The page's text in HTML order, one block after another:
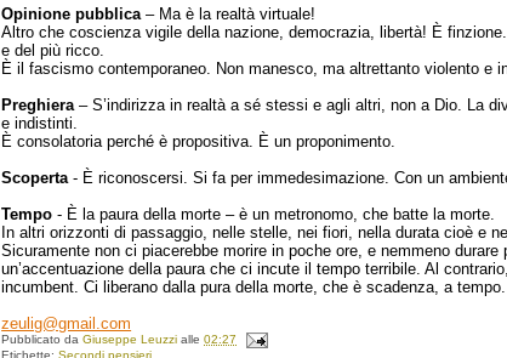
Opinione pubblica – Ma è la realtà virtuale!
Altro che coscienza vigile della nazione, democrazia, libertà! È
e del più ricco.
È il fascismo contemporaneo. Non manesco, ma altrettanto violento e
Preghiera – S’indirizza in realtà a sé stessi e agli altri, non a Dio. La
e indistinti.
È consolatoria perché è propositiva. È un proponimento.
Scoperta - È riconoscersi. Si fa per immedesimazione. Con un
Tempo - È la paura della morte – è un metronomo, che batte la morte.
In altri orizzonti di passaggio, nelle stelle, nei fiori, nella durata cioè e
Sicuramente non ci piacerebbe morire in poche ore, e nemmeno
un’accentuazione della paura che ci incute il tempo terribile. Al
incumbent. Ci liberano dalla pura della morte, che è scadenza, a tempo.
zeulig@gmail.com
Pubblicato daGiuseppe Leuzzi alle02:27
Etichette:Secondi pensieri